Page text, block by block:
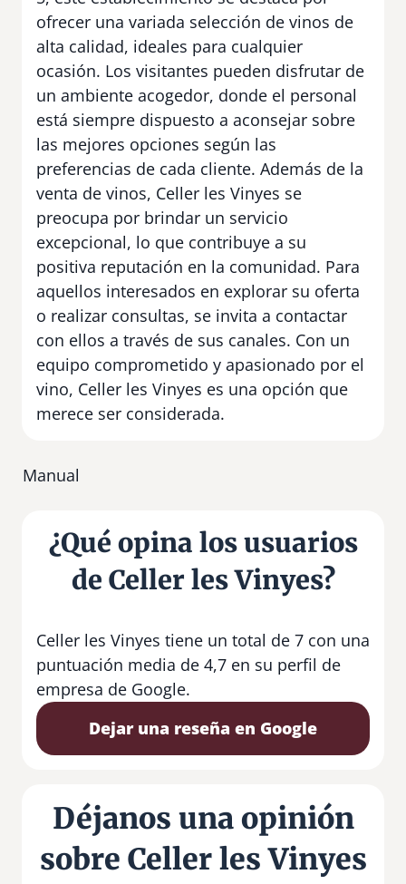
ofrecer una variada selección de vinos de
alta calidad, ideales para cualquier
ocasión. Los visitantes pueden disfrutar de
un ambiente acogedor, donde el personal
está siempre dispuesto a aconsejar sobre
las mejores opciones según las
preferencias de cada cliente. Además de la
venta de vinos, Celler les Vinyes se
preocupa por brindar un servicio
excepcional, lo que contribuye a su
positiva reputación en la comunidad. Para
aquellos interesados en explorar su oferta
o realizar consultas, se invita a contactar
con ellos a través de sus canales. Con un
equipo comprometido y apasionado por el
vino, Celler les Vinyes es una opción que
merece ser considerada.
Manual
¿Qué opina los usuarios
de Celler les Vinyes?
Celler les Vinyes tiene un total de 7 con una
puntuación media de 4,7 en su perfil de
empresa de Google.
Dejar una reseña en Google
Déjanos una opinión
sobre Celler les Vinyes